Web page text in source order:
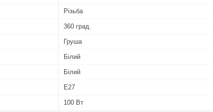
Різьба
360 град.
Груша
Білий
Білий
E27
100 Вт